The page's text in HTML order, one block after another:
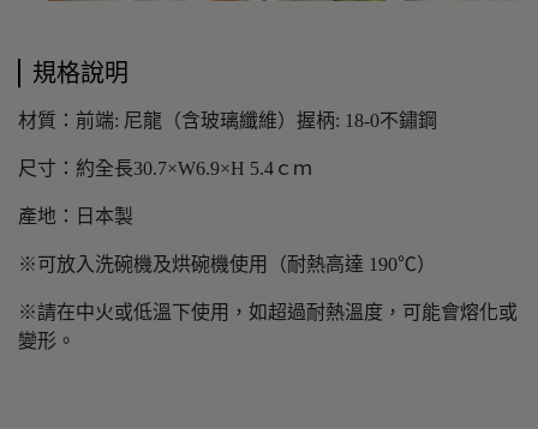
規格說明
材質：前端: 尼龍（含玻璃纖維）握柄: 18-0不鏽鋼
尺寸：約全長30.7×W6.9×H 5.4ｃｍ
產地：日本製
※可放入洗碗機及烘碗機使用（耐熱高達 190℃）
※請在中火或低溫下使用，如超過耐熱溫度，可能會熔化或
變形。